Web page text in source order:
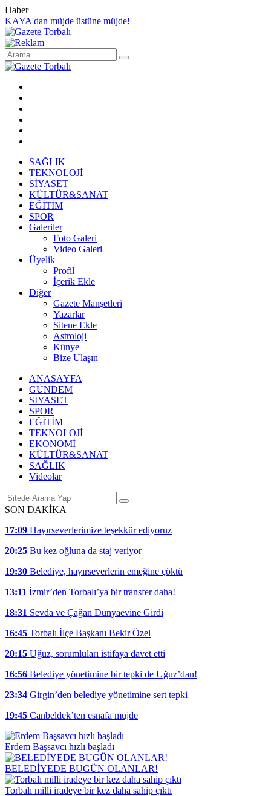
Haber
KAYA'dan müjde üstüne müjde!
SAĞLIK
TEKNOLOJİ
SİYASET
KÜLTÜR&SANAT
EĞİTİM
SPOR
Galeriler
Foto Galeri
Video Galeri
Üyelik
Profil
İçerik Ekle
Diğer
Gazete Manşetleri
Yazarlar
Sitene Ekle
Astroloji
Künye
Bize Ulaşın
ANASAYFA
GÜNDEM
SİYASET
SPOR
EĞİTİM
TEKNOLOJİ
EKONOMİ
KÜLTÜR&SANAT
SAĞLIK
Videolar
SON DAKİKA
17:09 Hayırseverlerimize teşekkür ediyoruz
20:25 Bu kez oğluna da staj veriyor
19:30 Belediye, hayırseverlerin emeğine çöktü
13:11 İzmir’den Torbalı’ya bir transfer daha!
18:31 Sevda ve Çağan Dünyaevine Girdi
16:45 Torbalı İlçe Başkanı Bekir Özel
20:15 Uğuz, sorumluları istifaya davet etti
16:56 Belediye yönetimine bir tepki de Uğuz’dan!
23:34 Girgin’den belediye yönetimine sert tepki
19:45 Canbeldek’ten esnafa müjde
Erdem Başsavcı hızlı başladı
BELEDİYEDE BUGÜN OLANLAR!
Torbalı milli iradeye bir kez daha sahip çıktı